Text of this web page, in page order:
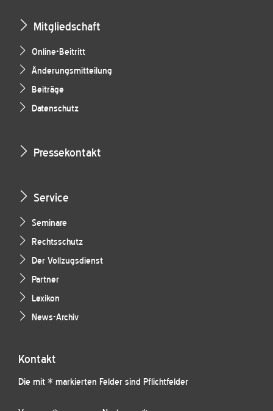
Mitgliedschaft
Online-Beitritt
Änderungsmitteilung
Beiträge
Datenschutz
Pressekontakt
Service
Seminare
Rechtsschutz
Der Vollzugsdienst
Partner
Lexikon
News-Archiv
Kontakt
Die mit * markierten Felder sind Pflichtfelder